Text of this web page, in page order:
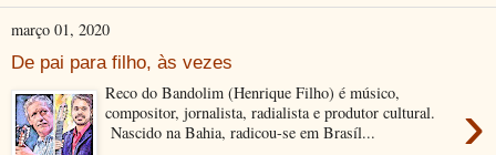
março 01, 2020
De pai para filho, às vezes
›
Reco do Bandolim (Henrique Filho) é músico,
compositor, jornalista, radialista e produtor cultural.
Nascido na Bahia, radicou-se em Brasíl...